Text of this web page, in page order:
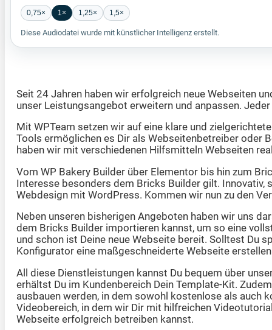
0,75× 1× 1,25× 1,5×
Diese Audiodatei wurde mit künstlicher Intelligenz erstellt.
Seit 24 Jahren haben wir erfolgreich neue Webseiten
unser Leistungsangebot erweitern und anpassen.
Mit WPTeam setzen wir auf eine klare und
Tools ermöglichen es Dir als Webseitenbetreiber oder
haben wir mit verschiedenen Hilfsmitteln Webseiten
Vom WP Bakery Builder über Elementor bis hin zum
Interesse besonders dem Bricks Builder gilt.
Webdesign mit WordPress. Kommen wir nun zu den
Neben unseren bisherigen Angeboten haben wir uns
dem Bricks Builder importieren kannst, um so eine
und schon ist Deine neue Webseite bereit. Solltest Du
Konfigurator eine maßgeschneiderte Webseite
All diese Dienstleistungen kannst Du bequem über
erhältst Du im Kundenbereich Dein Template-Kit.
ausbauen werden, in dem sowohl kostenlose als
Videobereich, in dem wir Dir mit hilfreichen
Webseite erfolgreich betreiben kannst.